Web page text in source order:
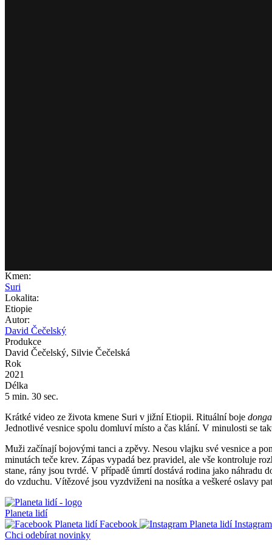
Kmen:
Suri
Lokalita:
Etiopie
Autor:
David Čečelský
Produkce
David Čečelský, Silvie Čečelská
Rok
2021
Délka
5 min. 30 sec.
Krátké video ze života kmene Suri v jižní Etiopii. Rituální boje donga
Jednotlivé vesnice spolu domluví místo a čas klání. V minulosti se
Muži začínají bojovými tanci a zpěvy. Nesou vlajku své vesnice a
minutách teče krev. Zápas vypadá bez pravidel, ale vše kontroluje
stane, rány jsou tvrdé. V případě úmrtí dostává rodina jako
do vzduchu. Vítězové jsou vyzdviženi na nosítka a veškeré oslavy
Planeta lidí
Facebook
Instagram
Chci odebírat novinky